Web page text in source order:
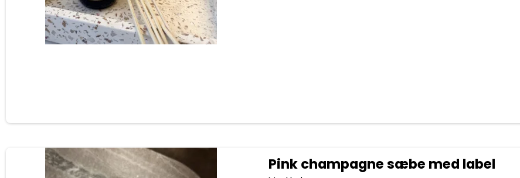
Pink champagne sæbe med label